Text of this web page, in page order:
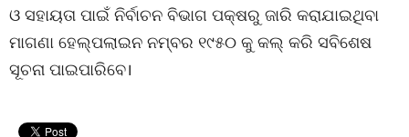
ଓ ସହାୟତା ପାଇଁ ନିର୍ବାଚନ ବିଭାଗ ପକ୍ଷରୁ ଜାରି କରାଯାଇଥିବା
ମାଗଣା ହେଲ୍ପଲାଇନ ନମ୍ବର ୧୯୫୦ କୁ କଲ୍ କରି ସବିଶେଷ
ସୂଚନା ପାଇପାରିବେ।